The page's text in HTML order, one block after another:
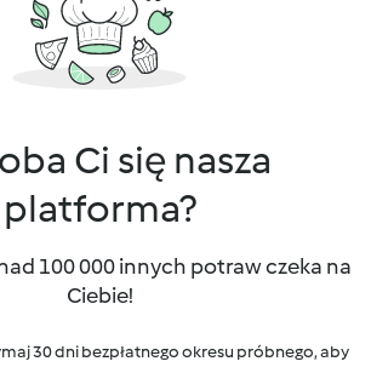
Ci się nasza
platforma?
100 000 innych potraw czeka na
Ciebie!
30 dni bezpłatnego okresu próbnego, aby